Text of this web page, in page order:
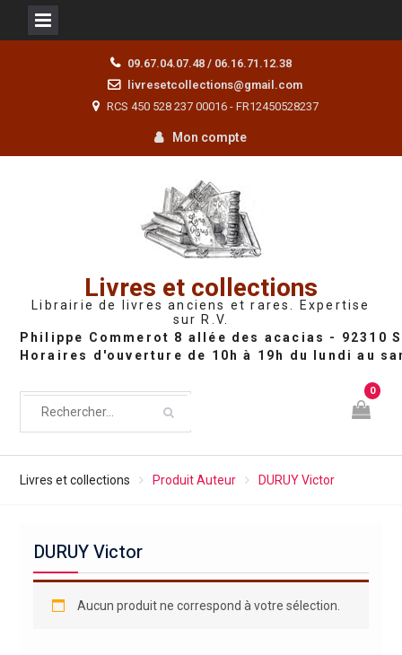
09.67.04.07.48 / 06.16.71.12.38
livresetcollections@gmail.com
RCS 450 528 237 00016 - FR12450528237
Mon compte
Livres et collections
Librairie de livres anciens et rares. Expertise
sur R.V.
0
Livres et collections Produit Auteur DURUY Victor
DURUY Victor
Aucun produit ne correspond à votre sélection.